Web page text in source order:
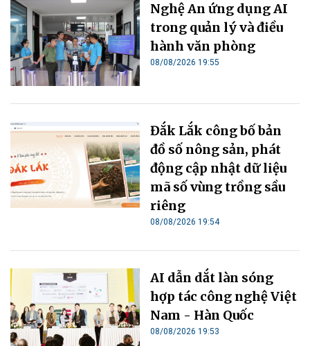
Nghệ An ứng dụng AI
trong quản lý và điều
hành văn phòng
08/08/2026 19:55
Đắk Lắk công bố bản
đồ số nông sản, phát
động cập nhật dữ liệu
mã số vùng trồng sầu
riêng
08/08/2026 19:54
AI dẫn dắt làn sóng
hợp tác công nghệ Việt
Nam - Hàn Quốc
08/08/2026 19:53